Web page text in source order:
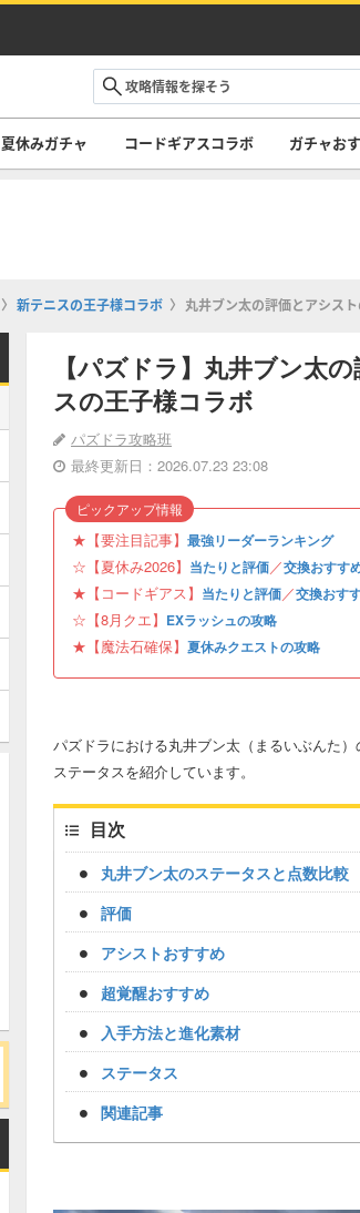
夏休みガチャ コードギアスコラボ ガチャお
新テニスの王子様コラボ 丸井ブン太の評価とアシス
【パズドラ】丸井ブン太
スの王子様コラボ
パズドラ攻略班
最終更新日：2026.07.23 23:08
★【要注目記事】 最強リーダーランキング
☆【夏休み2026】 当たりと評価／交換おすす
★【コードギアス】 当たりと評価／交換おす
☆【8月クエ】 EXラッシュの攻略
★【魔法石確保】 夏休みクエストの攻略
ピックアップ情報
パズドラにおける丸井ブン太（まるいぶんた
ステータスを紹介しています。
目次
丸井ブン太のステータスと点数比較
評価
アシストおすすめ
超覚醒おすすめ
入手方法と進化素材
ステータス
関連記事